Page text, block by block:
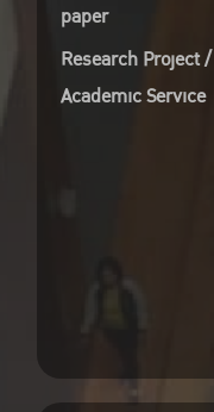
paper
Research Project /
Academic Service